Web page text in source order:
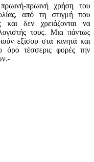
πρωινή χρήση του
από τη στιγμή που
και δεν χρειάζονται να
τους. Μια πάντως
εξίσου στα κινητά και
όρο τέσσερις φορές την